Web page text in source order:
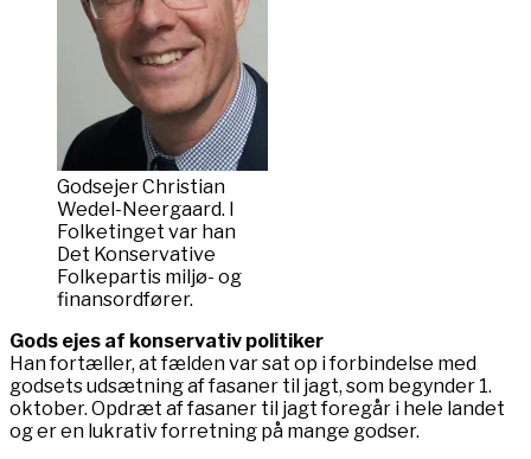
Godsejer Christian
Wedel-Neergaard. I
Folketinget var han
Det Konservative
Folkepartis miljø- og
finansordfører.
Gods ejes af konservativ politiker
Han fortæller, at fælden var sat op i forbindelse med
godsets udsætning af fasaner til jagt, som begynder 1.
oktober. Opdræt af fasaner til jagt foregår i hele landet
og er en lukrativ forretning på mange godser.